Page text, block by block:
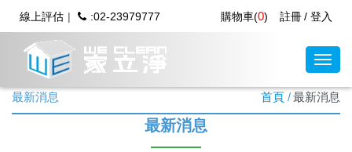
線上評估 :02-23979777 註冊 登入
購物車(0)
最新消息 首頁 最新消息
最新消息